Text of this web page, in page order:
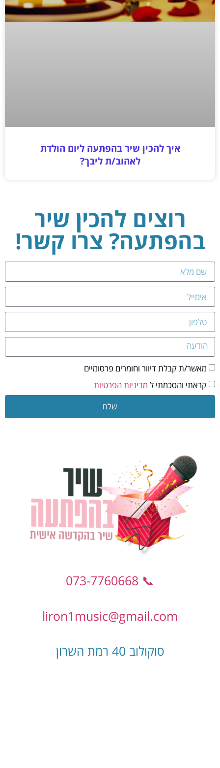
איך להכין שיר בהפתעה ליום הולדת
לאהוב/ת ליבך?
רוצים להכין שיר
בהפתעה? צרו קשר!
מאשר/ת קבלת דיוור וחומרים פרסומיים
קראתי והסכמתי ל מדיניות הפרטיות
שלח
📞 073-7760668
liron1music@gmail.com
סוקולוב 40 רמת השרון